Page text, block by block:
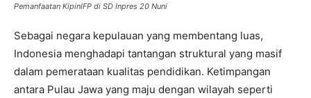
Pemanfaatan KipinIFP di SD Inpres 20 Nuni
Sebagai negara kepulauan yang membentang luas,
Indonesia menghadapi tantangan struktural yang masif
dalam pemerataan kualitas pendidikan. Ketimpangan
antara Pulau Jawa yang maju dengan wilayah seperti